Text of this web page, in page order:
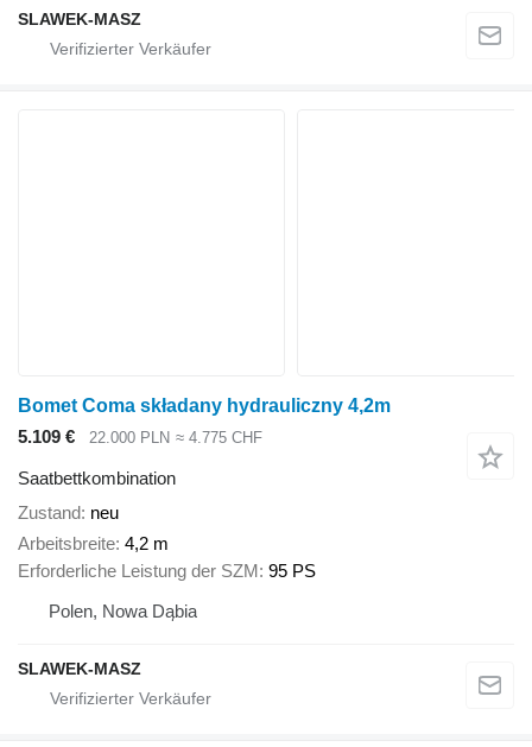
SLAWEK-MASZ
Bomet Coma składany hydrauliczny 4,2m
5.109 €
22.000 PLN ≈ 4.775 CHF
Saatbettkombination
Zustand neu
Arbeitsbreite 4,2 m
Erforderliche Leistung der SZM 95 PS
Polen, Nowa Dąbia
SLAWEK-MASZ